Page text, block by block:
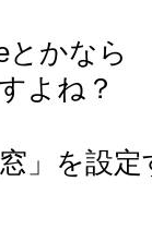
とかなら
よね？
」を設